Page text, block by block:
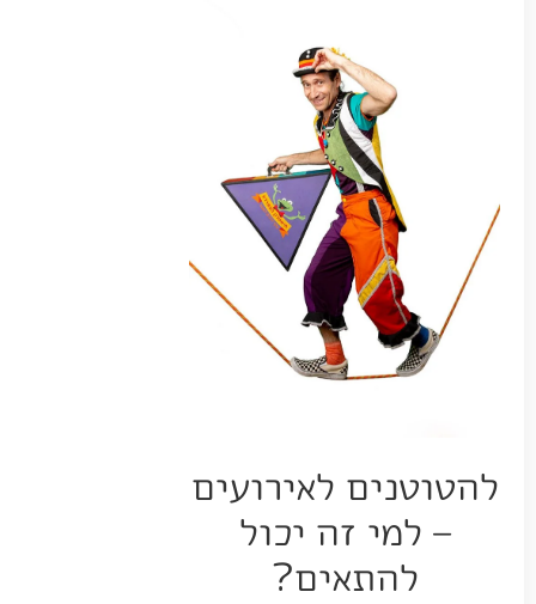
להטוטנים לאירועים
– למי זה יכול
להתאים?